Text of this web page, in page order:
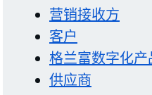
营销接收方
客户
格兰富数字化产
供应商